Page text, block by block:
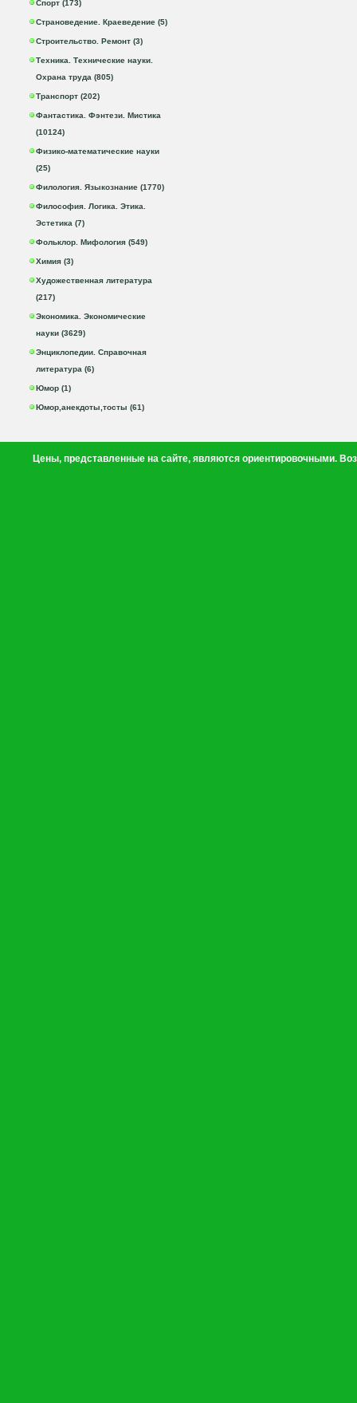
Спорт (173)
Страноведение. Краеведение (5)
Строительство. Ремонт (3)
Техника. Технические науки.
Охрана труда (805)
Транспорт (202)
Фантастика. Фэнтези. Мистика
(10124)
Физико-математические науки
(25)
Филология. Языкознание (1770)
Философия. Логика. Этика.
Эстетика (7)
Фольклор. Мифология (549)
Химия (3)
Художественная литература
(217)
Экономика. Экономические
науки (3629)
Энциклопедии. Справочная
литература (6)
Юмор (1)
Юмор,анекдоты,тосты (61)
Цены, представленные на сайте, являются ориентировочными.